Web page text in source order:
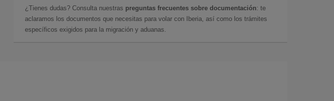
¿Tienes dudas? Consulta nuestras preguntas frecuentes sobre documentación: te
aclaramos los documentos que necesitas para volar con Iberia, así como los trámites
específicos exigidos para la migración y aduanas.